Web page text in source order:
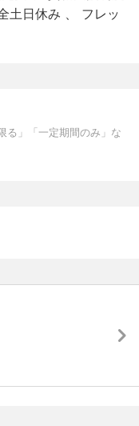
を認める場合は、
土日休み
フレッ
る」「一定期間のみ」な